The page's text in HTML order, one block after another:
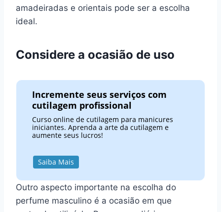
amadeiradas e orientais pode ser a escolha
ideal.
Considere a ocasião de uso
Incremente seus serviços com
cutilagem profissional
Curso online de cutilagem para manicures
iniciantes. Aprenda a arte da cutilagem e
aumente seus lucros!
Saiba Mais
Outro aspecto importante na escolha do
perfume masculino é a ocasião em que